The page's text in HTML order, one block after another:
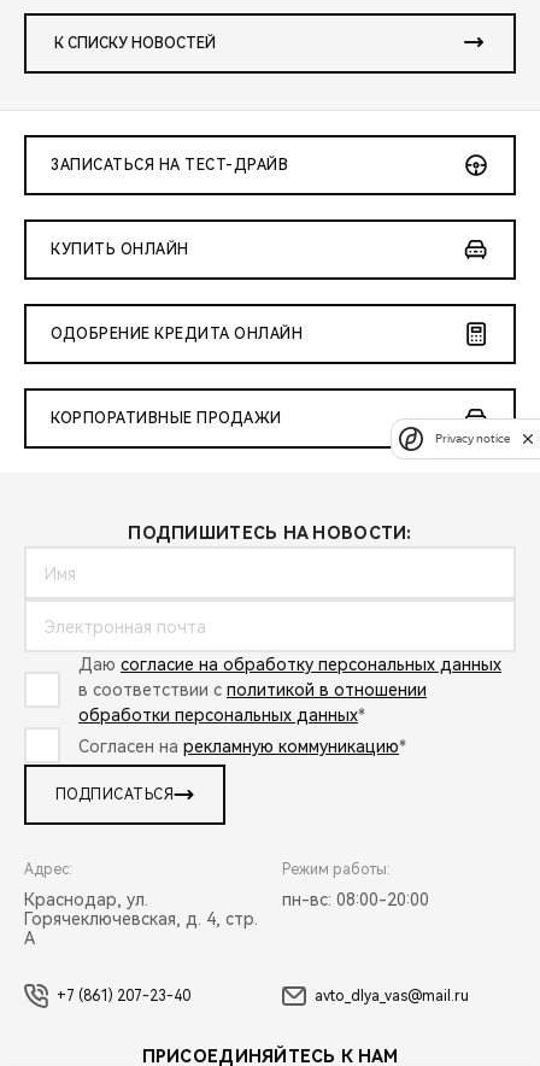
К СПИСКУ НОВОСТЕЙ
ЗАПИСАТЬСЯ НА ТЕСТ-ДРАЙВ
КУПИТЬ ОНЛАЙН
ОДОБРЕНИЕ КРЕДИТА ОНЛАЙН
КОРПОРАТИВНЫЕ ПРОДАЖИ
ПОДПИШИТЕСЬ НА НОВОСТИ:
Даю согласие на обработку персональных данных
в соответствии с политикой в отношении
обработки персональных данных*
Согласен на рекламную коммуникацию*
ПОДПИСАТЬСЯ
Адрес:
Краснодар, ул.
Горячеключевская, д. 4, стр.
А
Режим работы:
пн-вс: 08:00-20:00
+7 (861) 207-23-40 avto_dlya_vas@mail.ru
ПРИСОЕДИНЯЙТЕСЬ К НАМ
Privacy notice